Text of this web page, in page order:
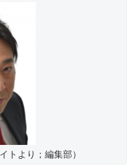
トより；編集部）